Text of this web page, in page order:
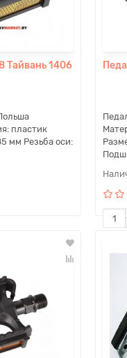
Тайвань 1406
пластик
мм Резьба оси: